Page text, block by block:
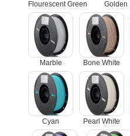
Flourescent Green Golden
Marble Bone White
Cyan Pearl White